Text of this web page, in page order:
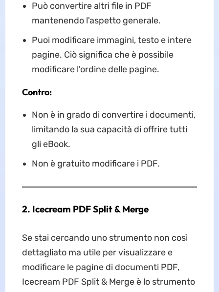
Può convertire altri file in PDF
mantenendo l'aspetto generale.
Puoi modificare immagini, testo e intere
pagine. Ciò significa che è possibile
modificare l'ordine delle pagine.
Contro:
Non è in grado di convertire i documenti,
limitando la sua capacità di offrire tutti
gli eBook.
Non è gratuito modificare i PDF.
2. Icecream PDF Split & Merge
Se stai cercando uno strumento non così
dettagliato ma utile per visualizzare e
modificare le pagine di documenti PDF,
Icecream PDF Split & Merge è lo strumento